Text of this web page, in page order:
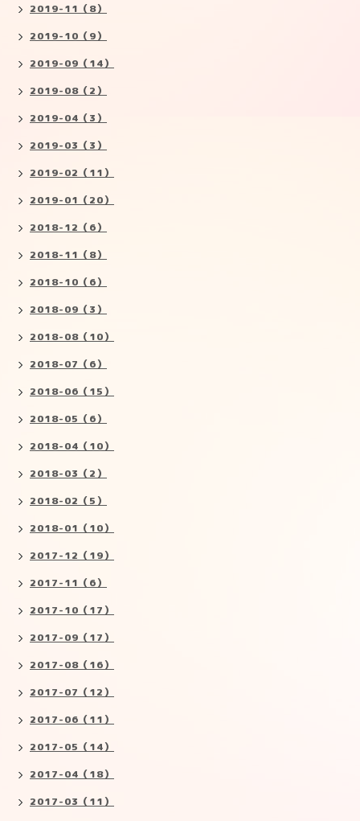
2019-11（8）
2019-10（9）
2019-09（14）
2019-08（2）
2019-04（3）
2019-03（3）
2019-02（11）
2019-01（20）
2018-12（6）
2018-11（8）
2018-10（6）
2018-09（3）
2018-08（10）
2018-07（6）
2018-06（15）
2018-05（6）
2018-04（10）
2018-03（2）
2018-02（5）
2018-01（10）
2017-12（19）
2017-11（6）
2017-10（17）
2017-09（17）
2017-08（16）
2017-07（12）
2017-06（11）
2017-05（14）
2017-04（18）
2017-03（11）